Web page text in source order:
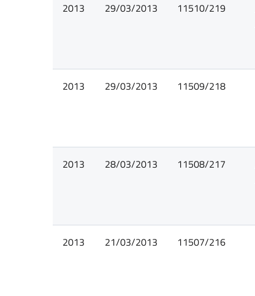
2013 29/03/2013 11510/219
2013 29/03/2013 11509/218
2013 28/03/2013 11508/217
2013 21/03/2013 11507/216